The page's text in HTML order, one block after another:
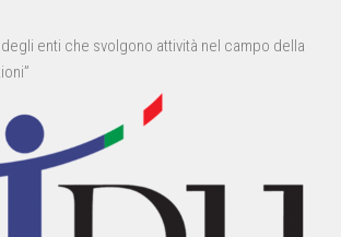
enti che svolgono attività nel campo della